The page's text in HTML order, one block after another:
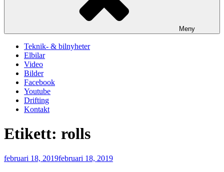
Meny
Teknik- & bilnyheter
Elbilar
Video
Bilder
Facebook
Youtube
Drifting
Kontakt
Etikett: rolls
Publicerat
februari 18, 2019februari 18, 2019